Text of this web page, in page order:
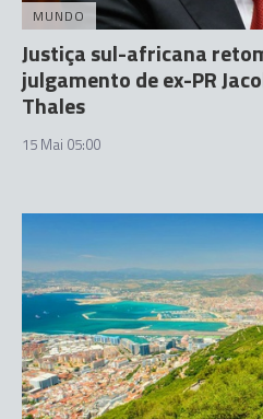
MUNDO
Justiça sul-africana
julgamento de ex-PR
Thales
15 Mai 05:00